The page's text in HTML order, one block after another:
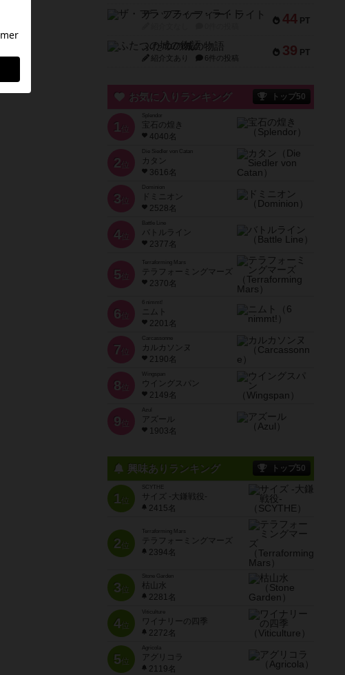
44 PT
ザ・フラッフィー・ライト
39 PT
ふたつの城の物語
紹介文あり 6件の投稿
お気に入りランキング トップ50
1 位
宝石の煌き
4040名
2 位
Die Siedler von Catan
カタン
3616名
3 位
ドミニオン
2528名
4位
Battle Line
バトルライン
2377名
5 位
Terraforming Mars
テラフォーミングマーズ
2370名
6 位
ニムト
2201名
7 位
Carcassonne
カルカソンヌ
2190名
8 位
Wingspan
ウイングスパン
2149名
9 位
Azul
アズール
1903名
興味ありランキング トップ50
1位
SCYTHE
サイズ -大鎌戦役-
2415名
2位
Terraforming Mars
テラフォーミングマーズ
2394名
3位
Stone Garden
枯山水
2281名
4位
Viticulture
ワイナリーの四季
2272名
5位
Agricola
アグリコラ
2119名